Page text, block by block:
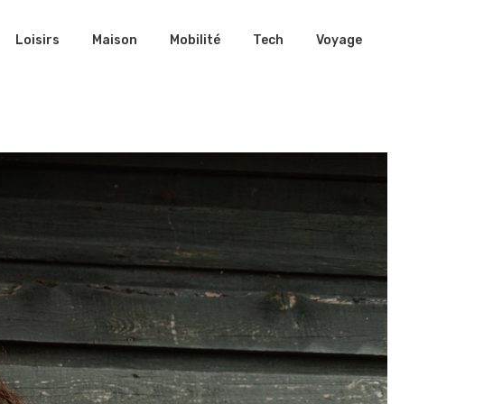
Loisirs Maison Mobilité Tech Voyage